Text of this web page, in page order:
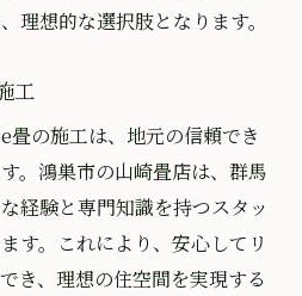
理想的な選択肢となります。
工
畳の施工は、地元の信頼でき
。鴻巣市の山崎畳店は、群馬
経験と専門知識を持つスタッ
す。これにより、安心してリ
き、理想の住空間を実現する